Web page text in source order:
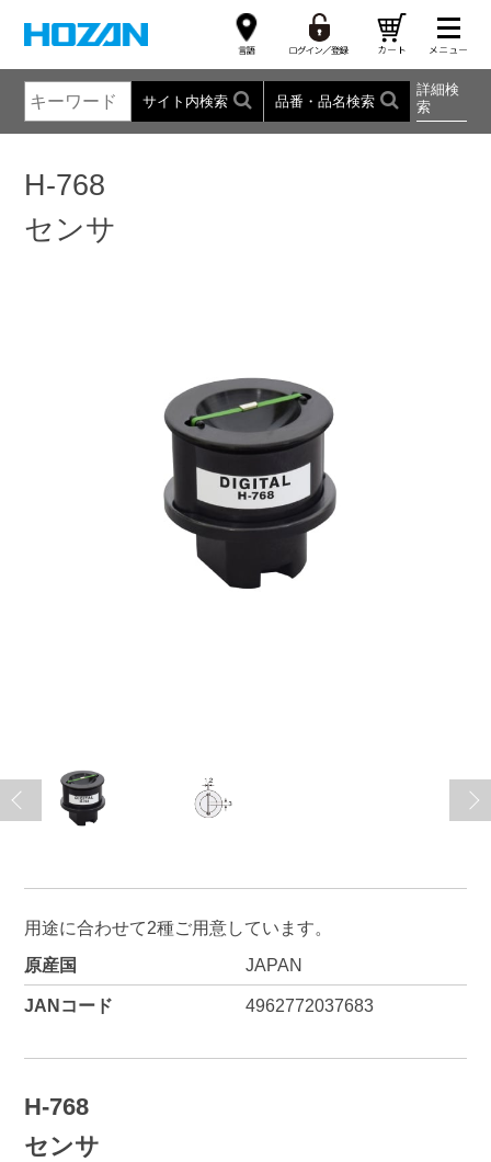
サイト内検索 品番・品名検索
詳細検
索
H-768
センサ
用途に合わせて2種ご用意しています。
原産国
JAPAN
JANコード 4962772037683
H-768
センサ